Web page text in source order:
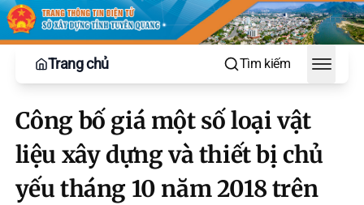
Trang chủ Tìm kiếm
Toggle
Công bố giá một số loại vật
liệu xây dựng và thiết bị chủ
yếu tháng 10 năm 2018 trên